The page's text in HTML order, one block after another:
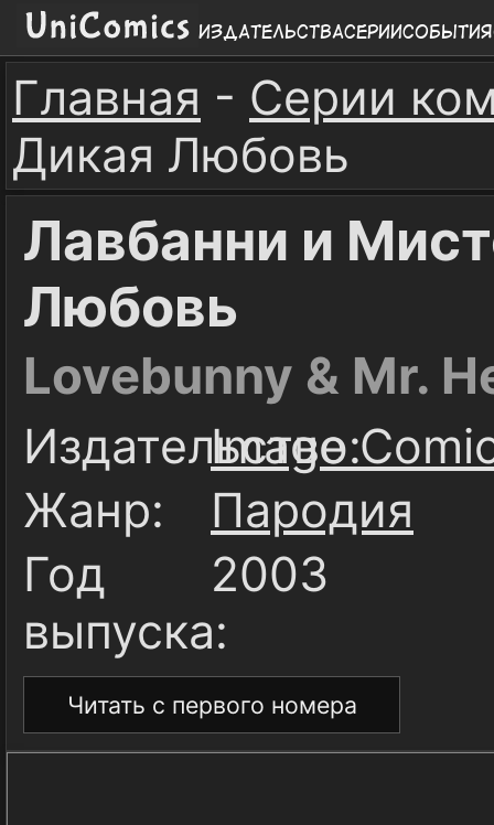
ИздательстваСерииСобытия
Главная - Серии
Дикая Любовь
Лавбанни и
Любовь
Lovebunny & Mr.
Издательство:
Image
Жанр:
Пародия
Год
выпуска:
2003
Читать с первого номера